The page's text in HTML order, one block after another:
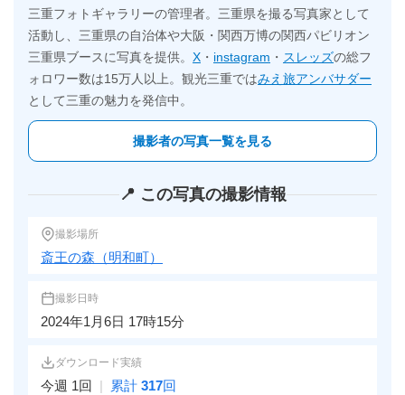
三重フォトギャラリーの管理者。三重県を撮る写真家として
活動し、三重県の自治体や大阪・関西万博の関西パビリオン
三重県ブースに写真を提供。 X ・ instagram ・ スレッズの総フ
ォロワー数は15万人以上。観光三重ではみえ旅アンバサダー
として三重の魅力を発信中。
撮影者の写真一覧を見る
📍 この写真の撮影情報
撮影場所
斎王の森（明和町）
撮影日時
2024年1月6日 17時15分
ダウンロード実績
今週 1回 | 累計 317回